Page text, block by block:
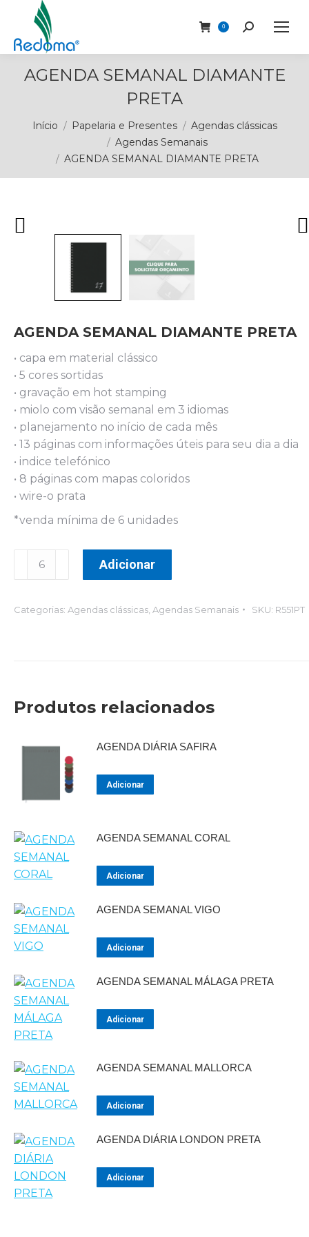
0 Buscar
AGENDA SEMANAL DIAMANTE
PRETA
Você está aqui:
Início Papelaria e Presentes
Agendas clássicas
Agendas Semanais
AGENDA SEMANAL DIAMANTE PRETA
AGENDA SEMANAL DIAMANTE PRETA
• capa em material clássico
• 5 cores sortidas
• gravação em hot stamping
• miolo com visão semanal em 3 idiomas
• planejamento no início de cada mês
• 13 páginas com informações úteis para seu dia a dia
• indice telefónico
• 8 páginas com mapas coloridos
• wire-o prata
*venda mínima de 6 unidades
AGENDA
PRETA
Adicionar
Categorias: Agendas clássicas Agendas Semanais SKU: R551PT
Produtos relacionados
AGENDA DIÁRIA SAFIRA
Adicionar
AGENDA SEMANAL CORAL
Adicionar
AGENDA SEMANAL VIGO
Adicionar
AGENDA SEMANAL MÁLAGA PRETA
Adicionar
AGENDA SEMANAL MALLORCA
Adicionar
AGENDA DIÁRIA LONDON PRETA
Adicionar